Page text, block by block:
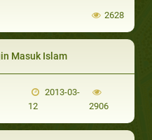
2628
Masuk Islam
2013-03-
12
2906